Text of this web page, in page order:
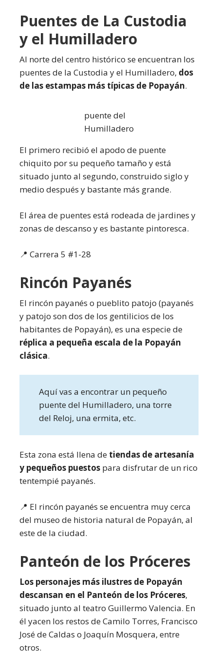
Puentes de La Custodia
y el Humilladero
Al norte del centro histórico se encuentran los
puentes de la Custodia y el Humilladero, dos
de las estampas más típicas de Popayán.
puente del
Humilladero
El primero recibió el apodo de puente
chiquito por su pequeño tamaño y está
situado junto al segundo, construido siglo y
medio después y bastante más grande.
El área de puentes está rodeada de jardines y
zonas de descanso y es bastante pintoresca.
📍 Carrera 5 #1-28
Rincón Payanés
El rincón payanés o pueblito patojo (payanés
y patojo son dos de los gentilicios de los
habitantes de Popayán), es una especie de
réplica a pequeña escala de la Popayán
clásica.
Aquí vas a encontrar un pequeño
puente del Humilladero, una torre
del Reloj, una ermita, etc.
Esta zona está llena de tiendas de artesanía
y pequeños puestos para disfrutar de un rico
tentempié payanés.
📍 El rincón payanés se encuentra muy cerca
del museo de historia natural de Popayán, al
este de la ciudad.
Panteón de los Próceres
Los personajes más ilustres de Popayán
descansan en el Panteón de los Próceres,
situado junto al teatro Guillermo Valencia. En
él yacen los restos de Camilo Torres, Francisco
José de Caldas o Joaquín Mosquera, entre
otros.